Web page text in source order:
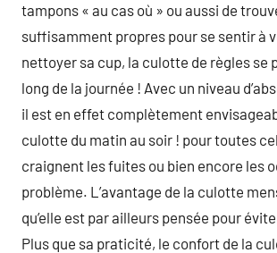
tampons « au cas où » ou aussi de
suffisamment propres pour se sentir à
nettoyer sa cup, la culotte de règles se
long de la journée ! Avec un niveau
il est en effet complètement
culotte du matin au soir ! pour toutes
craignent les fuites ou bien encore les
problème. L’avantage de la culotte
qu’elle est par ailleurs pensée pour
Plus que sa praticité, le confort de la